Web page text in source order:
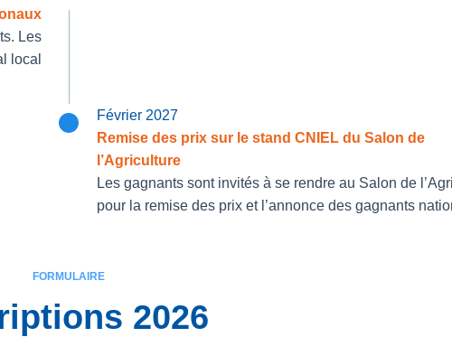
Les
local
Février 2027
Remise des prix sur le stand CNIEL du Salon de
l’Agriculture
Les gagnants sont invités à se rendre au Salon de
pour la remise des prix et l’annonce des gagnants
FORMULAIRE
2026